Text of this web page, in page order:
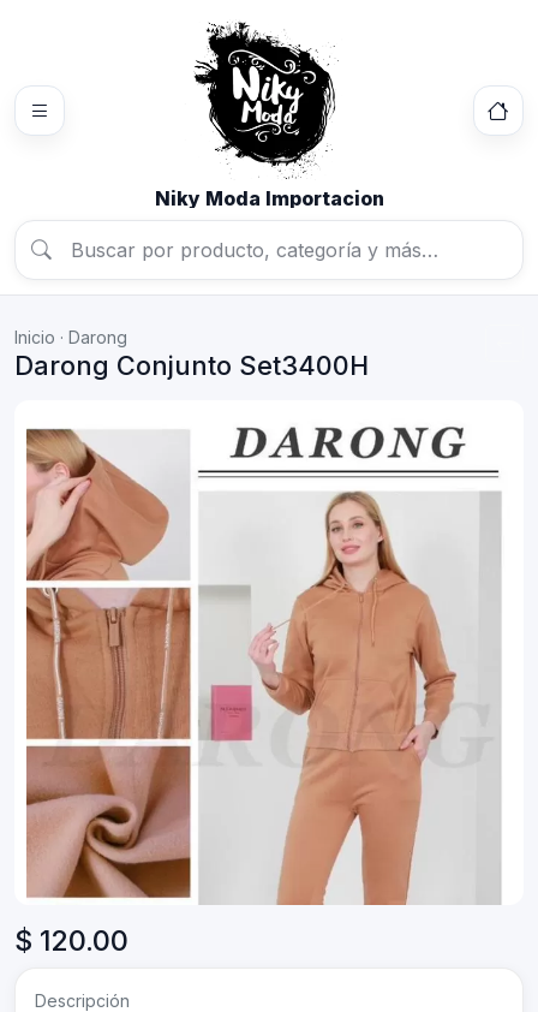
Niky Moda Importacion
Inicio · Darong
Darong Conjunto Set3400H
$ 120.00
Descripción